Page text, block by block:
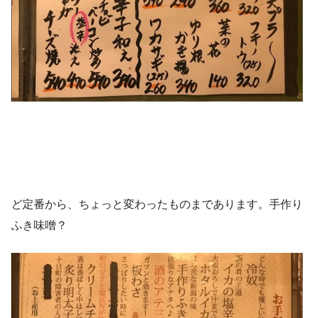
ど定番から、ちょっと変わったものまであります。手作り
ふき味噌？